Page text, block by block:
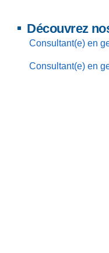
Découvrez
Consultant(e) en
Consultant(e) en